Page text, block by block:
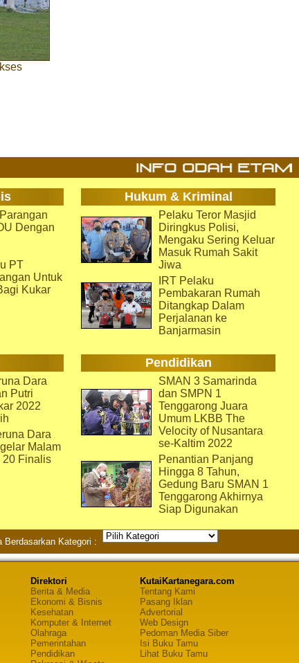
Hukum & Kriminal
Dengan
PT
Untuk
Kukar
Pelaku Teror Masjid
Diringkus Polisi,
Mengaku Sering Keluar
Masuk Rumah Sakit
Jiwa
IRT Pelaku
Pembakaran Rumah
Ditangkap Dalam
Perjalanan ke
Banjarmasin
Pendidikan
Dara
Putri
2022
Dara
Malam
20 Finalis
SMAN 3 Samarinda
dan SMPN 1
Tenggarong Juara
Umum LKBB The
Velocity of Nusantara
se-Kaltim 2022
Penantian Panjang
Hingga 8 Tahun,
Gedung Baru SMAN 1
Tenggarong Akhirnya
Siap Digunakan
Berdasarkan Kategori :
Direktori
Berita & Media
Ekonomi & Bisnis
Kesehatan
Komputer & Internet
Olahraga
Pemerintahan
Pendidikan
KutaiKartanegara.com
Tentang Kami
Pasang Iklan
Advertorial
Web Design
Pedoman Media Siber
Isi Buku Tamu
Lihat Buku Tamu